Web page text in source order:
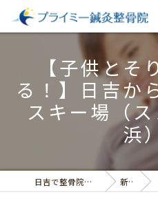
【子供とそ
る！】日吉か
スキー場（
浜
日吉で整骨院ならプライミー鍼灸整骨院 新着情報